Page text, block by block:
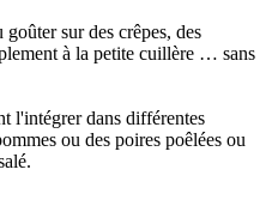
sur des crêpes, des
à la petite cuillère … sans
l'intégrer dans différentes
ou des poires poêlées ou